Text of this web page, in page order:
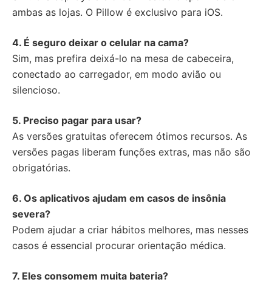
ambas as lojas. O Pillow é exclusivo para iOS.
4. É seguro deixar o celular na cama?
Sim, mas prefira deixá-lo na mesa de cabeceira,
conectado ao carregador, em modo avião ou
silencioso.
5. Preciso pagar para usar?
As versões gratuitas oferecem ótimos recursos. As
versões pagas liberam funções extras, mas não são
obrigatórias.
6. Os aplicativos ajudam em casos de insônia
severa?
Podem ajudar a criar hábitos melhores, mas nesses
casos é essencial procurar orientação médica.
7. Eles consomem muita bateria?